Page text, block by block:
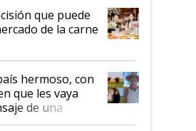
que puede
de la carne
hermoso, con
que les vaya
de una
sobre las